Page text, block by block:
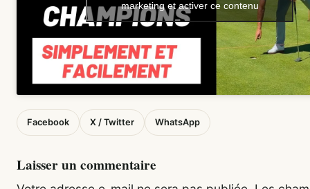
marketing et activer ce contenu
Facebook X / Twitter WhatsApp
Laisser un commentaire